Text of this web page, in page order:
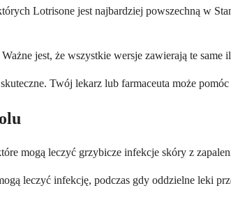
Lotrisone jest najbardziej powszechną w
jest, że wszystkie wersje zawierają te same
Twój lekarz lub farmaceuta może
mogą leczyć grzybicze infekcje skóry z
leczyć infekcję, podczas gdy oddzielne leki